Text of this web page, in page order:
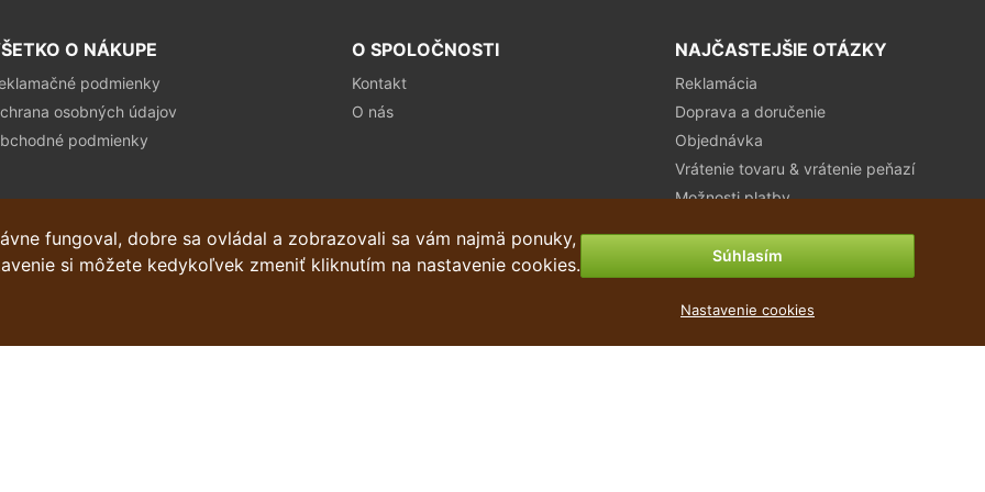
O NÁKUPE
podmienky
osobných údajov
podmienky
O SPOLOČNOSTI
Kontakt
O nás
NAJČASTEJŠIE OTÁZKY
Reklamácia
Doprava a doručenie
Objednávka
Vrátenie tovaru & vrátenie peňazí
Možnosti platby
fungoval, dobre sa ovládal a zobrazovali sa vám najmä ponuky,
si môžete kedykoľvek zmeniť kliknutím na nastavenie cookies.
Súhlasím
Nastavenie cookies